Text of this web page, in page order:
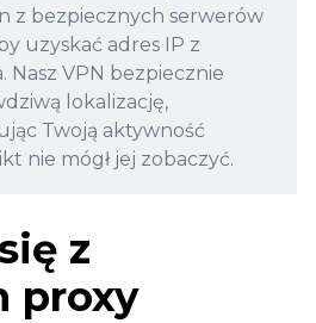
z bezpiecznych serwerów
uzyskać adres IP z
Nasz VPN bezpiecznie
lokalizację,
Twoją aktywność
nie mógł jej zobaczyć.
z
proxy